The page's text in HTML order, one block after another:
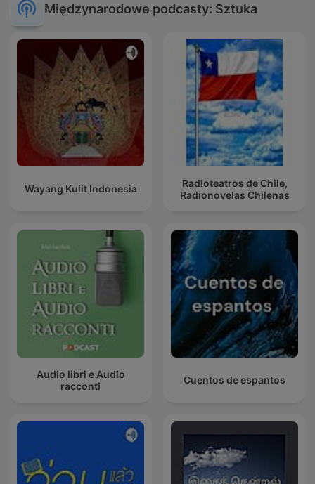
Międzynarodowe podcasty: Sztuka
Wayang Kulit Indonesia
Radioteatros de Chile,
Radionovelas Chilenas
Audio libri e Audio
racconti
Cuentos de espantos